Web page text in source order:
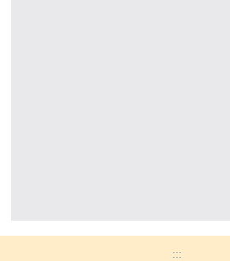
:::